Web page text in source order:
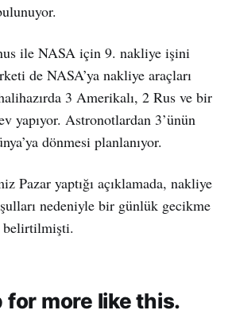
ile NASA için 9. nakliye işini
de NASA’ya nakliye araçları
3 Amerikalı, 2 Rus ve bir
yapıyor. Astronotlardan 3’ünün
dönmesi planlanıyor.
Pazar yaptığı açıklamada, nakliye
nedeniyle bir günlük gecikme
belirtilmişti.
for more like this.